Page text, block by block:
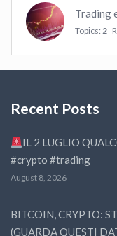
Trading
Topics: 2
Recent Posts
IL 2 LUGLIO
#crypto #trading
August 8, 2026
BITCOIN, CRYPTO:
(GUARDA QUESTI